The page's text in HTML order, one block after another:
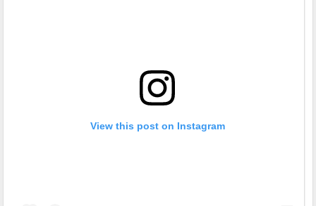
View this post on Instagram